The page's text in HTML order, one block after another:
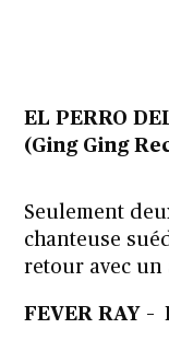
EL PERRO
(Ging Ging
Seulement
chanteuse
retour avec un
FEVER RAY